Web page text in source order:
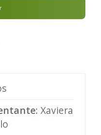
: Xaviera